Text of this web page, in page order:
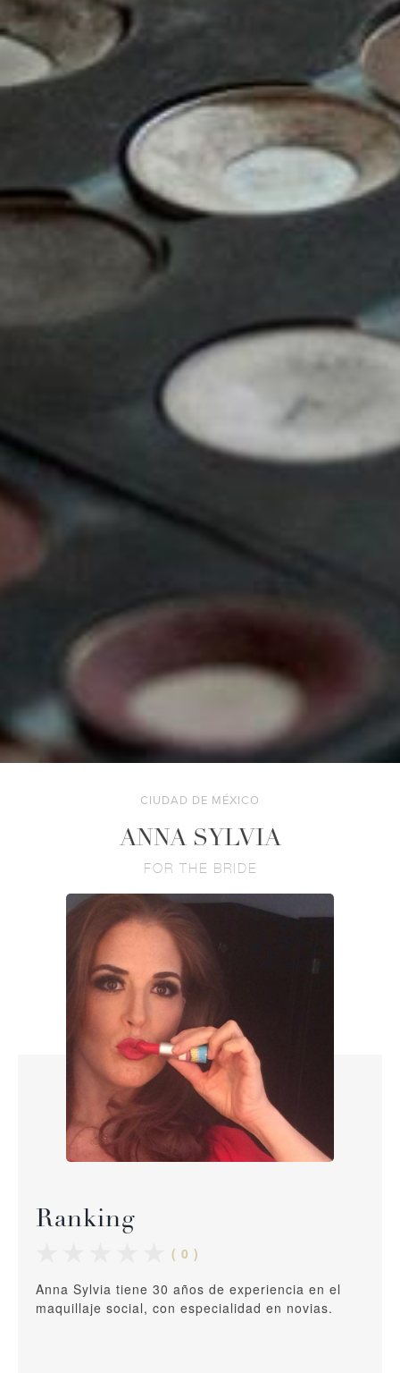
CIUDAD DE MÉXICO
ANNA SYLVIA
FOR THE BRIDE
Ranking
( 0 )
Anna Sylvia tiene 30 años de experiencia en el
maquillaje social, con especialidad en novias.